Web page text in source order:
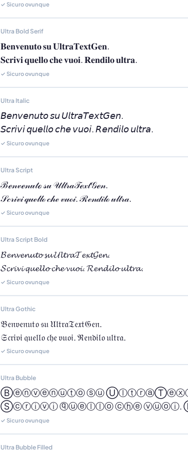
✓ Sicuro ovunque
Ultra Bold Serif
𝐁𝐞𝐧𝐯𝐞𝐧𝐮𝐭𝐨 𝐬𝐮 𝐔𝐥𝐭𝐫𝐚𝐓𝐞𝐱𝐭𝐆𝐞𝐧.
𝐒𝐜𝐫𝐢𝐯𝐢 𝐪𝐮𝐞𝐥𝐥𝐨 𝐜𝐡𝐞 𝐯𝐮𝐨𝐢. 𝐑𝐞𝐧𝐝𝐢𝐥𝐨 𝐮𝐥𝐭𝐫𝐚.
✓ Sicuro ovunque
Ultra Italic
𝘉𝘦𝘯𝘷𝘦𝘯𝘶𝘵𝘰 𝘴𝘶 𝘜𝘭𝘵𝘳𝘢𝘛𝘦𝘹𝘵𝘎𝘦𝘯.
𝘚𝘤𝘳𝘪𝘷𝘪 𝘲𝘶𝘦𝘭𝘭𝘰 𝘤𝘩𝘦 𝘷𝘶𝘰𝘪. 𝘙𝘦𝘯𝘥𝘪𝘭𝘰 𝘶𝘭𝘵𝘳𝘢.
✓ Sicuro ovunque
Ultra Script
ℬℯ𝓃𝓋ℯ𝓃𝓊𝓉ℴ 𝓈𝓊 𝒰𝓁𝓉𝓇𝒶𝒯ℯ𝓍𝓉𝒢ℯ𝓃.
𝒮𝒸𝓇𝒾𝓋𝒾 𝓆𝓊ℯ𝓁𝓁ℴ 𝒸𝒽ℯ 𝓋𝓊ℴ𝒾. ℛℯ𝓃𝒹𝒾𝓁ℴ 𝓊𝓁𝓉𝓇𝒶.
✓ Sicuro ovunque
Ultra Script Bold
𝓑𝓮𝓷𝓿𝓮𝓷𝓾𝓽𝓸 𝓼𝓾 𝓤𝓵𝓽𝓻𝓪𝓣𝓮𝔁𝓽𝓖𝓮𝓷.
𝓢𝓬𝓻𝓲𝓿𝓲 𝓺𝓾𝓮𝓵𝓵𝓸 𝓬𝓱𝓮 𝓿𝓾𝓸𝓲. 𝓡𝓮𝓷𝓭𝓲𝓵𝓸 𝓾𝓵𝓽𝓻𝓪.
✓ Sicuro ovunque
Ultra Gothic
𝔅𝔢𝔫𝔳𝔢𝔫𝔲𝔱𝔬 𝔰𝔲 𝔘𝔩𝔱𝔯𝔞𝔗𝔢𝔵𝔱𝔊𝔢𝔫.
𝔖𝔠𝔯𝔦𝔳𝔦 𝔮𝔲𝔢𝔩𝔩𝔬 𝔠𝔥𝔢 𝔳𝔲𝔬𝔦. ℜ𝔢𝔫𝔡𝔦𝔩𝔬 𝔲𝔩𝔱𝔯𝔞.
✓ Sicuro ovunque
Ultra Bubble
Ⓑⓔⓝⓥⓔⓝⓤⓣⓞ ⓢⓤ
Ⓢⓒⓡⓘⓥⓘ ⓠⓤⓔⓛⓛⓞ ⓒⓗⓔ ⓥⓤⓞⓘ.
✓ Sicuro ovunque
Ultra Bubble Filled